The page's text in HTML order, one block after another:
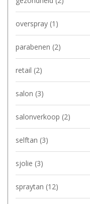
overspray (1)
parabenen (2)
retail (2)
salon (3)
salonverkoop (2)
selftan (3)
sjolie (3)
spraytan (12)